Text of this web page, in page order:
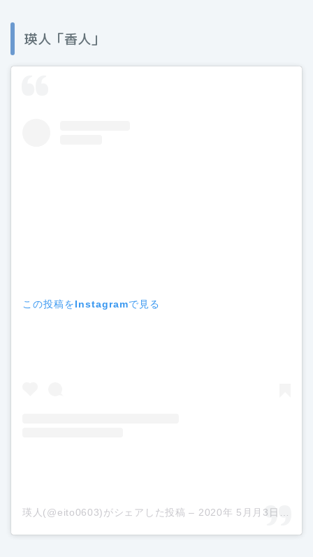
瑛人「香人」
この投稿をInstagramで見る
瑛人(@eito0603)がシェアした投稿 – 2020年 5月月3日午前6時34分PDT